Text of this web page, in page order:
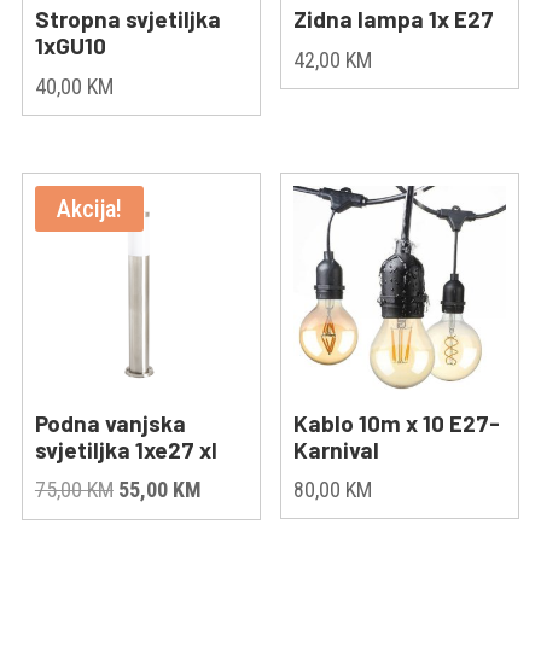
Stropna svjetiljka
1xGU10
40,00 KM
Zidna lampa 1x E27
42,00 KM
Akcija!
Podna vanjska
svjetiljka 1xe27 xl
75,00KM Original
price
55,00 KMCurrent
price
Kablo 10m x 10 E27-
Karnival
80,00 KM